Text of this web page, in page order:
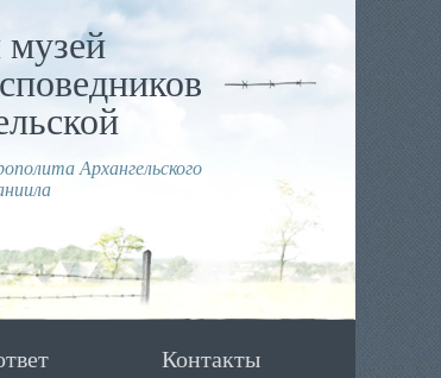
Архангельского
Контакты